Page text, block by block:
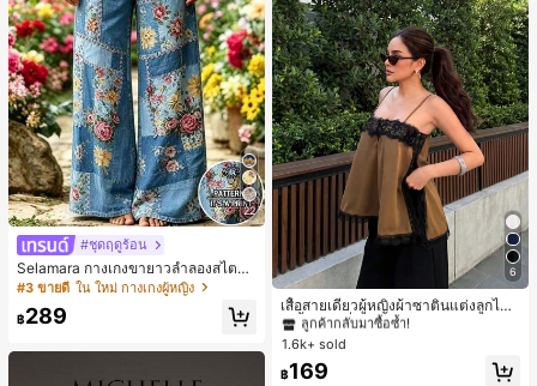
22
#ชุดฤดูร้อน
Selamara กางเกงขายาวลำลองสไตล์โ
บฮีเมียนสำหรับพักผ่อน สีกากี ผิวสัมผัส
มีเท็กซ์เจอร์ เอวสูงทรงหลวม เอวยางยืด
พร้อมเชือกรูด ทรงขาตรงทิ้งตัว ขากว้า
ดินทาง
#3 ขายดี ใน ใหม่ กางเกงผู้หญิง
฿289
6
เสื้อสายเดี่ยวผู้หญิงผ้าซาตินแต่งลูกไม้
- เสื้อสายเดี่ยวฤดูร้อนสีคากีมีรอยผ่าด้า
นข้างที่น่าดึงดูดแบบสบายๆ
#1 ขายดี
ใน สีกากี เสื้อสตรี เสื้อเบลาส์ & Tee
ลูกค้ากลับมาซื้อซ้ำ!
#1 ขายดี
ลูกค้ากลับมาซื้อซ้ำ!
#1 ขายดี
ลูกค้ากลับมาซื้อซ้ำ!
#1 ขายดี
ใน สีกากี เสื้อสตรี เสื้อเบลาส์ & Tee
1.6k+ sold
฿169